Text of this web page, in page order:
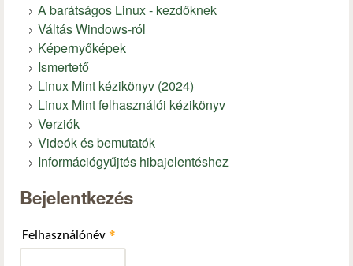
A barátságos Linux - kezdőknek
Váltás Windows-ról
Képernyőképek
Ismertető
Linux Mint kézikönyv (2024)
Linux Mint felhasználói kézikönyv
Verziók
Videók és bemutatók
Információgyűjtés hibajelentéshez
Bejelentkezés
Felhasználónév *